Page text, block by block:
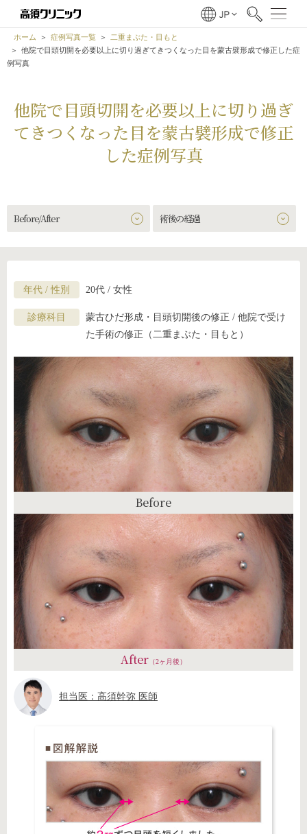
ホーム 症例写真一覧
二重まぶた・目もと
他院で目頭切開を必要以上に切り過ぎてきつくなった目を蒙古襞形成で修正した症
例写真
他院で目頭切開を必要以上に切り過ぎ
てきつくなった目を蒙古襞形成で修正
した症例写真
Before/After 術後の経過
年代 / 性別 20代 / 女性
診療科目
蒙古ひだ形成・目頭切開後の修正 / 他院で受け
た手術の修正（二重まぶた・目もと）
Before
After （2ヶ月後）
担当医：高須幹弥 医師